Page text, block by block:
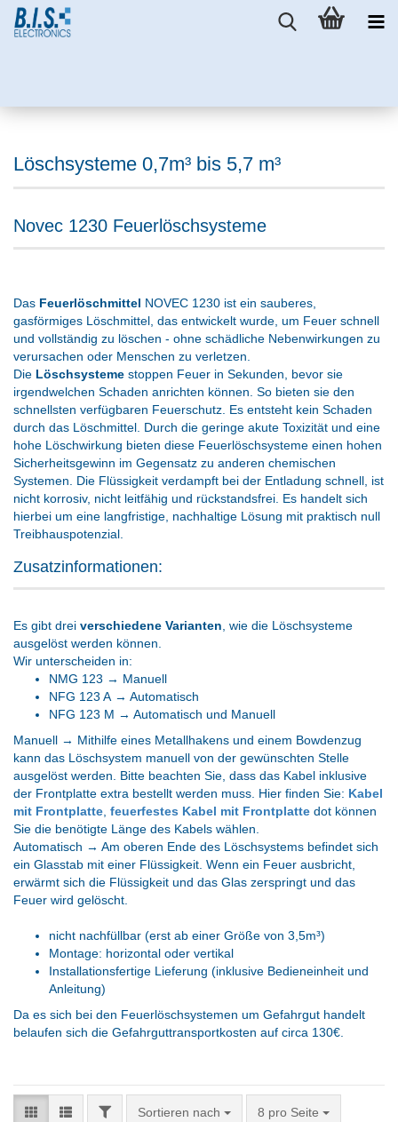
Löschsysteme 0,7m³ bis 5,7 m³
Novec 1230 Feuerlöschsysteme
Das Feuerlöschmittel NOVEC 1230 ist ein sauberes,
gasförmiges Löschmittel, das entwickelt wurde, um Feuer schnell
und vollständig zu löschen - ohne schädliche Nebenwirkungen zu
verursachen oder Menschen zu verletzen.
Die Löschsysteme stoppen Feuer in Sekunden, bevor sie
irgendwelchen Schaden anrichten können. So bieten sie den
schnellsten verfügbaren Feuerschutz. Es entsteht kein Schaden
durch das Löschmittel. Durch die geringe akute Toxizität und eine
hohe Löschwirkung bieten diese Feuerlöschsysteme einen hohen
Sicherheitsgewinn im Gegensatz zu anderen chemischen
Systemen. Die Flüssigkeit verdampft bei der Entladung schnell, ist
nicht korrosiv, nicht leitfähig und rückstandsfrei. Es handelt sich
hierbei um eine langfristige, nachhaltige Lösung mit praktisch null
Treibhauspotenzial.
Zusatzinformationen:
Es gibt drei verschiedene Varianten , wie die Löschsysteme
ausgelöst werden können.
Wir unterscheiden in:
NMG 123 → Manuell
NFG 123 A → Automatisch
NFG 123 M → Automatisch und Manuell
Manuell → Mithilfe eines Metallhakens und einem Bowdenzug
kann das Löschsystem manuell von der gewünschten Stelle
ausgelöst werden. Bitte beachten Sie, dass das Kabel inklusive
der Frontplatte extra bestellt werden muss. Hier finden Sie: Kabel
mit Frontplatte feuerfestes Kabel mit Frontplatte dot können
Sie die benötigte Länge des Kabels wählen.
Automatisch → Am oberen Ende des Löschsystems befindet sich
ein Glasstab mit einer Flüssigkeit. Wenn ein Feuer ausbricht,
erwärmt sich die Flüssigkeit und das Glas zerspringt und das
Feuer wird gelöscht.
nicht nachfüllbar (erst ab einer Größe von 3,5m³)
Montage: horizontal oder vertikal
Installationsfertige Lieferung (inklusive Bedieneinheit und
Anleitung)
Da es sich bei den Feuerlöschsystemen um Gefahrgut handelt
belaufen sich die Gefahrguttransportkosten auf circa 130€.
FILTERSortieren nach
Sortieren nach 8 pro Seite
pro Seite